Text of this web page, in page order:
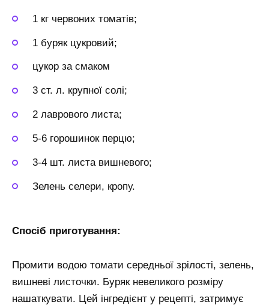
1 кг червоних томатів;
1 буряк цукровий;
цукор за смаком
3 ст. л. крупної солі;
2 лаврового листа;
5-6 горошинок перцю;
3-4 шт. листа вишневого;
Зелень селери, кропу.
Спосіб приготування:
Промити водою томати середньої зрілості, зелень,
вишневі листочки. Буряк невеликого розміру
нашаткувати. Цей інгредієнт у рецепті, затримує